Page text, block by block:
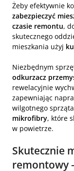
Żeby efektywnie
zabezpieczyć
czasie remontu,
skutecznego
mieszkania użyj
Niezbędnym
odkurzacz
rewelacyjnie
zapewniając
wilgotnego
mikrofibry, które
w powietrze.
Skutecznie
remontowy